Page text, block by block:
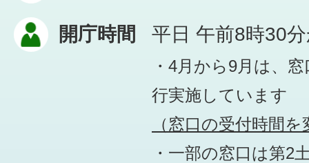
開庁時間 平日 午前8時30
・4月から9月は、
行実施しています
（窓口の受付時間
・一部の窓口は第2